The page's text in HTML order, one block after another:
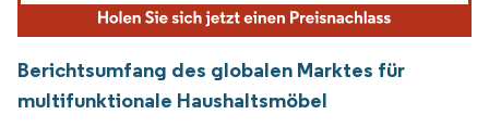
Berichtsumfang des globalen Marktes für
multifunktionale Haushaltsmöbel